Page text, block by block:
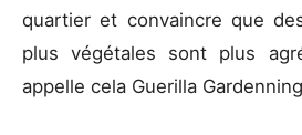
quartier et convaincre que
plus végétales sont plus
appelle cela Guerilla